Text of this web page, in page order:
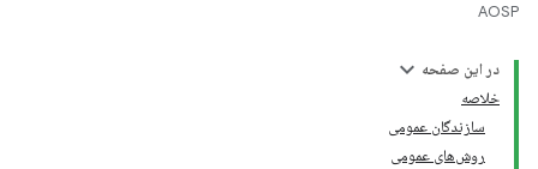
AOSP
در این صفحه
خلاصه
سازندگان عمومی
روش‌های عمومی